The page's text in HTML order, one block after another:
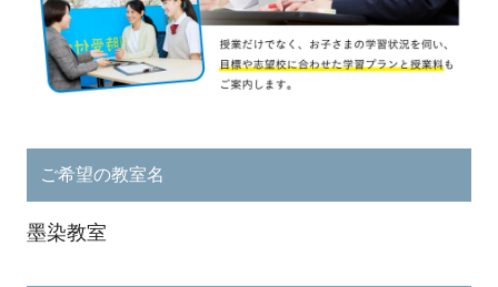
ご希望の教室名
墨染教室